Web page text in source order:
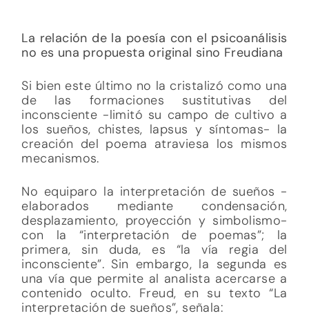
La relación de la poesía con el psicoanálisis
no es una propuesta original sino Freudiana
Si bien este último no la cristalizó como una
de las formaciones sustitutivas del
inconsciente -limitó su campo de cultivo a
los sueños, chistes, lapsus y síntomas- la
creación del poema atraviesa los mismos
mecanismos.
No equiparo la interpretación de sueños -
elaborados mediante condensación,
desplazamiento, proyección y simbolismo-
con la “interpretación de poemas”; la
primera, sin duda, es “la vía regia del
inconsciente”. Sin embargo, la segunda es
una vía que permite al analista acercarse a
contenido oculto. Freud, en su texto “La
interpretación de sueños”, señala: